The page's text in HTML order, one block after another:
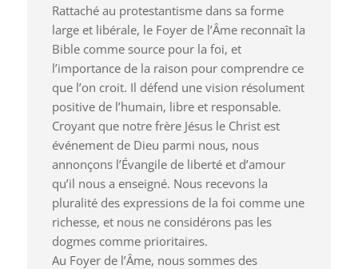
Rattaché au protestantisme dans sa forme
large et libérale, le Foyer de l’Âme reconnaît la
Bible comme source pour la foi, et
l’importance de la raison pour comprendre ce
que l’on croit. Il défend une vision résolument
positive de l’humain, libre et responsable.
Croyant que notre frère Jésus le Christ est
événement de Dieu parmi nous, nous
annonçons l’Évangile de liberté et d’amour
qu’il nous a enseigné. Nous recevons la
pluralité des expressions de la foi comme une
richesse, et nous ne considérons pas les
dogmes comme prioritaires.
Au Foyer de l’Âme, nous sommes des